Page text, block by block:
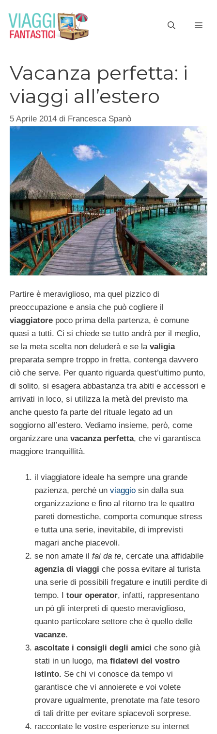
contenuto
Vacanza perfetta: i
viaggi all’estero
5 Aprile 2014 di Francesca Spanò
Partire è meraviglioso, ma quel pizzico di
preoccupazione e ansia che può cogliere il
viaggiatore poco prima della partenza, è comune
quasi a tutti. Ci si chiede se tutto andrà per il meglio,
se la meta scelta non deluderà e se la valigia
preparata sempre troppo in fretta, contenga davvero
ciò che serve. Per quanto riguarda quest’ultimo punto,
di solito, si esagera abbastanza tra abiti e accessori e
arrivati in loco, si utilizza la metà del previsto ma
anche questo fa parte del rituale legato ad un
soggiorno all’estero. Vediamo insieme, però, come
organizzare una vacanza perfetta, che vi garantisca
maggiore tranquillità.
il viaggiatore ideale ha sempre una grande
pazienza, perchè un viaggio sin dalla sua
organizzazione e fino al ritorno tra le quattro
pareti domestiche, comporta comunque stress
e tutta una serie, inevitabile, di imprevisti
magari anche piacevoli.
se non amate il fai da te, cercate una affidabile
agenzia di viaggi che possa evitare al turista
una serie di possibili fregature e inutili perdite di
tempo. I tour operator, infatti, rappresentano
un pò gli interpreti di questo meraviglioso,
quanto particolare settore che è quello delle
vacanze.
ascoltate i consigli degli amici che sono già
stati in un luogo, ma fidatevi del vostro
istinto. Se chi vi conosce da tempo vi
garantisce che vi annoierete e voi volete
provare ugualmente, prenotate ma fate tesoro
di tali dritte per evitare spiacevoli sorprese.
raccontate le vostre esperienze su internet